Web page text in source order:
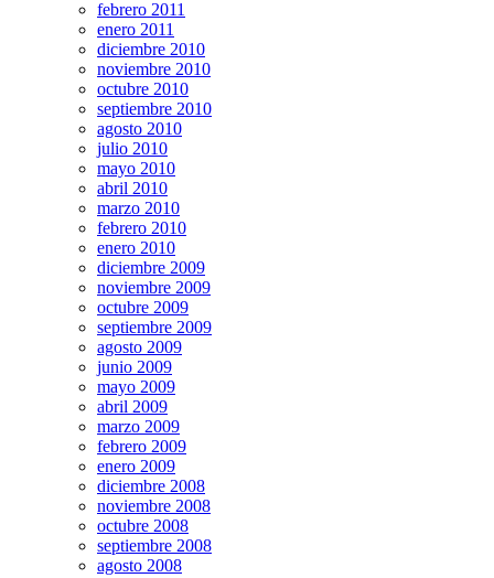
febrero 2011
enero 2011
diciembre 2010
noviembre 2010
octubre 2010
septiembre 2010
agosto 2010
julio 2010
mayo 2010
abril 2010
marzo 2010
febrero 2010
enero 2010
diciembre 2009
noviembre 2009
octubre 2009
septiembre 2009
agosto 2009
junio 2009
mayo 2009
abril 2009
marzo 2009
febrero 2009
enero 2009
diciembre 2008
noviembre 2008
octubre 2008
septiembre 2008
agosto 2008